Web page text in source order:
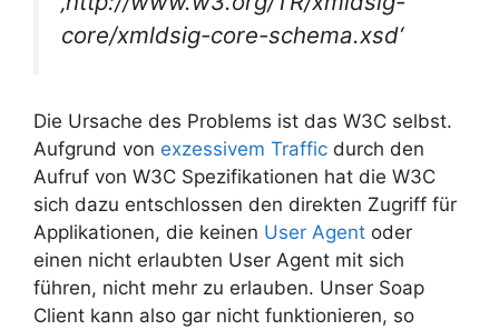
core/xmldsig-core-schema.xsd‘
Die Ursache des Problems ist das W3C selbst.
Aufgrund von exzessivem Traffic durch den
Aufruf von W3C Spezifikationen hat die W3C
sich dazu entschlossen den direkten Zugriff für
Applikationen, die keinen User Agent oder
einen nicht erlaubten User Agent mit sich
führen, nicht mehr zu erlauben. Unser Soap
Client kann also gar nicht funktionieren, so